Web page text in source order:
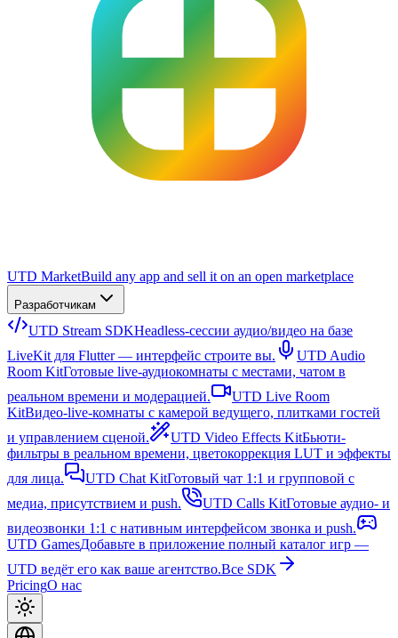
UTD MarketBuild any app and sell it on an open marketplace
Разработчикам
UTD Stream SDKHeadless-сессии аудио/видео на базе
LiveKit для Flutter — интерфейс строите вы.
UTD Audio
Room KitГотовые live-аудиокомнаты с местами, чатом в
реальном времени и модерацией.
UTD Live Room
KitВидео-live-комнаты с камерой ведущего, плитками гостей
и управлением сценой.
UTD Video Effects KitБьюти-
фильтры в реальном времени, цветокоррекция LUT и эффекты
для лица.
UTD Chat KitГотовый чат 1:1 и групповой с
медиа, присутствием и push.
UTD Calls KitГотовые аудио- и
видеозвонки 1:1 с нативным интерфейсом звонка и push.
UTD GamesДобавьте в приложение полный каталог игр —
UTD ведёт его как ваше агентство.Все SDK
PricingО нас